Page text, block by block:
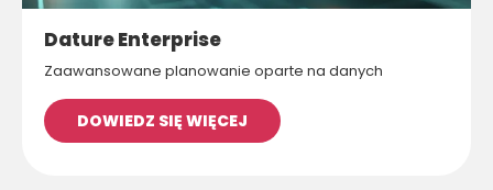
Dature Enterprise
Zaawansowane planowanie oparte na danych
DOWIEDZ SIĘ WIĘCEJ